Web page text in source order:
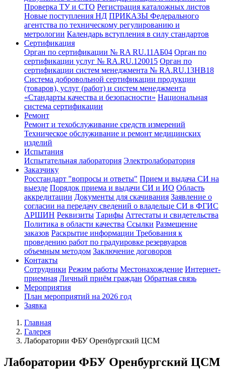
Проверка ТУ и СТО Регистрация каталожных листов
Новые поступления НД ПРИКАЗЫ Федерального
агентства по техническому регулированию и
метрологии Календарь вступления в силу стандартов
Сертификация
Орган по сертификации № RA RU.11АБ04 Орган по
сертификации услуг № RA.RU.120015 Орган по
сертификации систем менеджмента № RA.RU.13HB18
Система добровольной сертификации продукции
(товаров), услуг (работ) и систем менеджмента
«Стандарты качества и безопасности» Национальная
система сертификации
Ремонт
Ремонт и техобслуживание средств измерений
Техническое обслуживание и ремонт медицинских
изделий
Испытания
Испытательная лаборатория Электролаборатория
Заказчику
Росстандарт "вопросы и ответы" Прием и выдача СИ на
выезде Порядок приема и выдачи СИ и ИО Область
аккредитации Документы для скачивания Заявление о
согласии на передачу сведений о владельце СИ в ФГИС
АРШИН Реквизиты Тарифы Аттестаты и свидетельства
Политика в области качества Ссылки Размещение
заказов Раскрытие информации Требования к
проведению работ по градуировке резервуаров
объемным методом Заключение договоров
Контакты
Сотрудники Режим работы Местонахождение Интернет-
приемная Личный приём граждан Обратная связь
Мероприятия
План мероприятий на 2026 год
Заявка
Главная
Галерея
Лаборатории ФБУ Оренбургский ЦСМ
Лаборатории ФБУ Оренбургский ЦСМ